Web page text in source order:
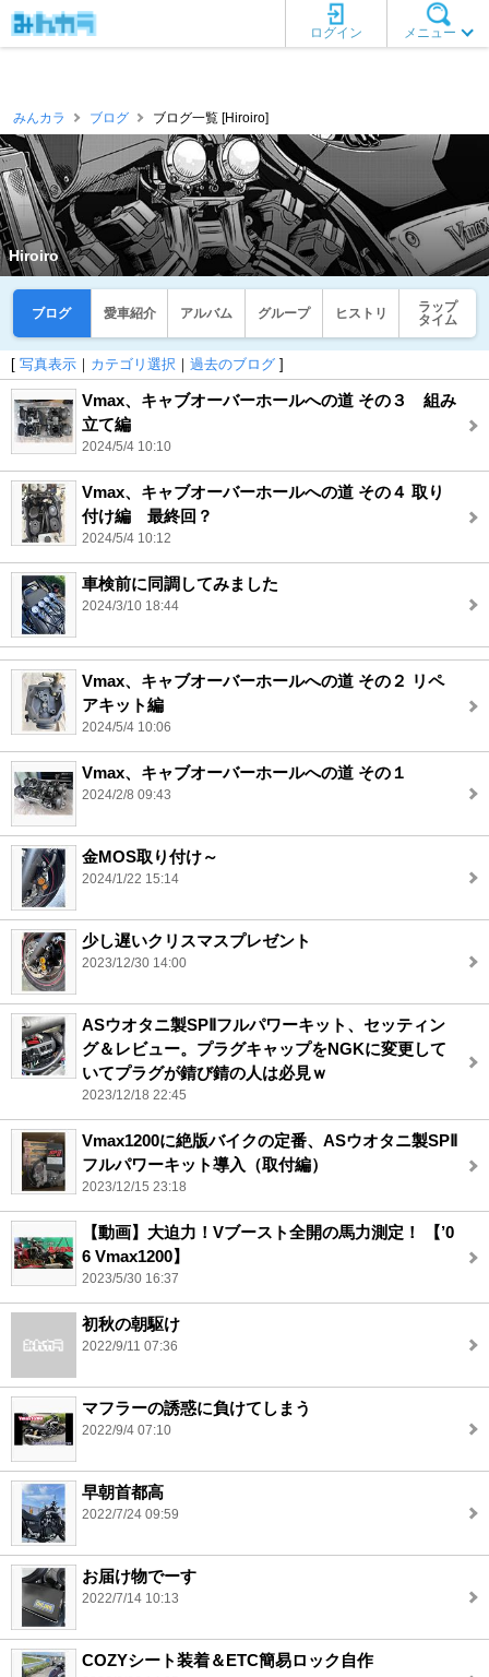
メニュー
ログイン
みんカラ ブログ ブログ一覧 [Hiroiro]
Hiroiro
ブログ 愛車紹介 アルバム グループ ヒストリ
ラップ
タイム
[ 写真表示 ｜ カテゴリ選択 ｜ 過去のブログ ]
Vmax、キャブオーバーホールへの道 その３ 組み
立て編
2024/5/4 10:10
Vmax、キャブオーバーホールへの道 その４ 取り
付け編 最終回？
2024/5/4 10:12
車検前に同調してみました
2024/3/10 18:44
Vmax、キャブオーバーホールへの道 その２ リペ
アキット編
2024/5/4 10:06
Vmax、キャブオーバーホールへの道 その１
2024/2/8 09:43
金MOS取り付け～
2024/1/22 15:14
少し遅いクリスマスプレゼント
2023/12/30 14:00
ASウオタニ製SPⅡフルパワーキット、セッティン
グ＆レビュー。プラグキャップをNGKに変更して
いてプラグが錆び錆の人は必見ｗ
2023/12/18 22:45
Vmax1200に絶版バイクの定番、ASウオタニ製SPⅡ
フルパワーキット導入（取付編）
2023/12/15 23:18
【動画】大迫力！Vブースト全開の馬力測定！ 【’0
6 Vmax1200】
2023/5/30 16:37
初秋の朝駆け
2022/9/11 07:36
マフラーの誘惑に負けてしまう
2022/9/4 07:10
早朝首都高
2022/7/24 09:59
お届け物でーす
2022/7/14 10:13
COZYシート装着＆ETC簡易ロック自作